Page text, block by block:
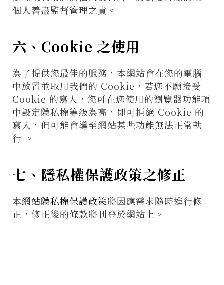
個人善盡監督管理之責。
六、Cookie 之使用
為了提供您最佳的服務，本網站會在您的電腦
中放置並取用我們的 Cookie，若您不願接受
Cookie 的寫入，您可在您使用的瀏覽器功能項
中設定隱私權等級為高，即可拒絕 Cookie 的
寫入，但可能會導至網站某些功能無法正常執
行 。
七、隱私權保護政策之修正
本網站隱私權保護政策將因應需求隨時進行修
正，修正後的條款將刊登於網站上。